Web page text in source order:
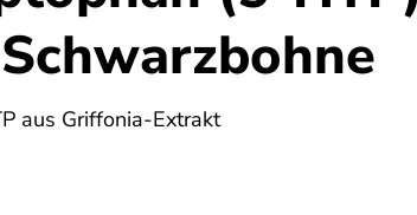
aus Griffonia-Extrakt